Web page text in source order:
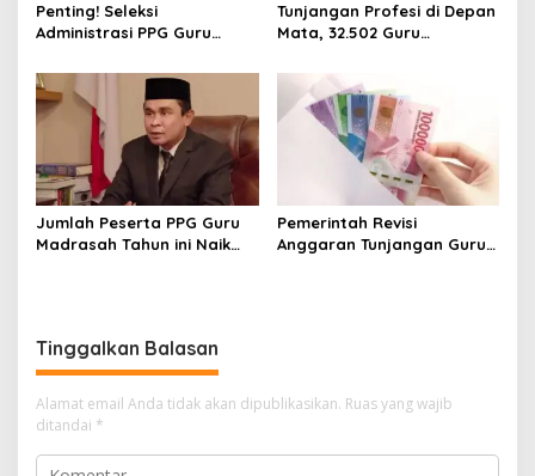
Penting! Seleksi
Administrasi PPG Guru
2025 Resmi Dibuka
Tunjangan Profesi di Depan
Mata, 32.502 Guru
PPG
Jumlah Peserta PPG Guru
Madrasah Tahun ini Naik
Pemerintah Revisi
Anggaran Tunjangan Guru-
Tinggalkan Balasan
Alamat email Anda tidak akan dipublikasikan. Ruas yang wajib
ditandai *